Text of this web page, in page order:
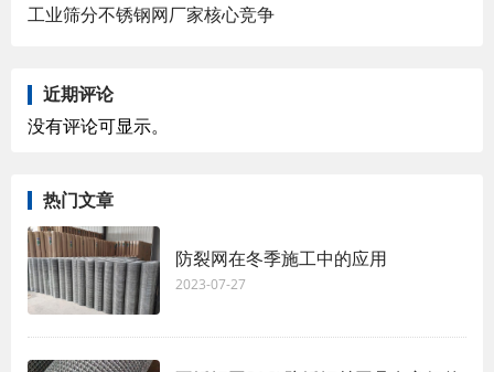
工业筛分不锈钢网厂家核心竞争
近期评论
没有评论可显示。
热门文章
防裂网在冬季施工中的应用
2023-07-27